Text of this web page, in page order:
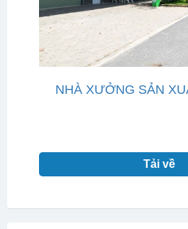
NHÀ XƯỞNG SẢN
Tải về